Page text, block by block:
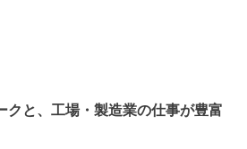
クと、工場・製造業の仕事が豊富